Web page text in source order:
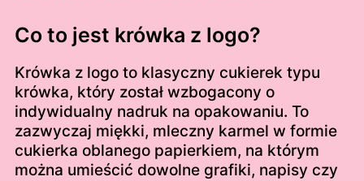
Co to jest krówka z logo?
Krówka z logo to klasyczny cukierek typu
krówka, który został wzbogacony o
indywidualny nadruk na opakowaniu. To
zazwyczaj miękki, mleczny karmel w formie
cukierka oblanego papierkiem, na którym
można umieścić dowolne grafiki, napisy czy